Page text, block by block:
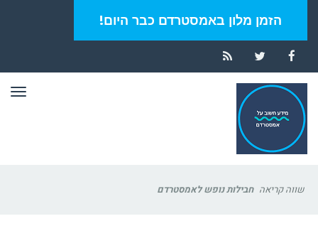
הזמן מלון באמסטרדם כבר היום!
Facebook
Twitter
RSS
שווה קריאה חבילות נופש לאמסטרדם